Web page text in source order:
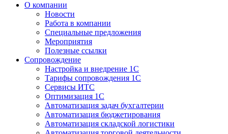
О компании
Новости
Работа в компании
Специальные предложения
Мероприятия
Полезные ссылки
Сопровождение
Настройка и внедрение 1С
Тарифы сопровождения 1С
Сервисы ИТС
Оптимизация 1С
Автоматизация задач бухгалтерии
Автоматизация бюджетирования
Автоматизация складской логистики